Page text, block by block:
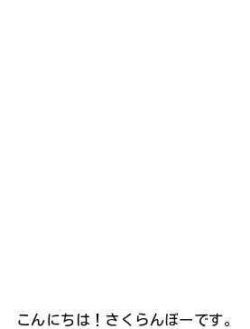
こんにちは！さくらんぼーです。